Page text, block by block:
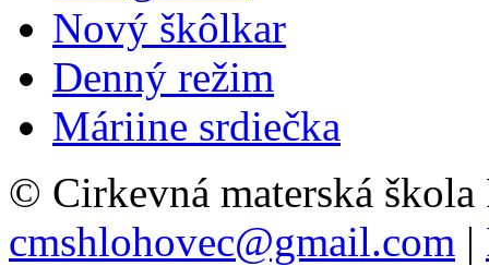
Nový škôlkar
Denný režim
Máriine srdiečka
© Cirkevná materská
cmshlohovec@gmail.com |